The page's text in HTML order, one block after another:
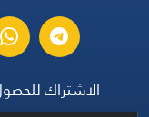
الاشتراك